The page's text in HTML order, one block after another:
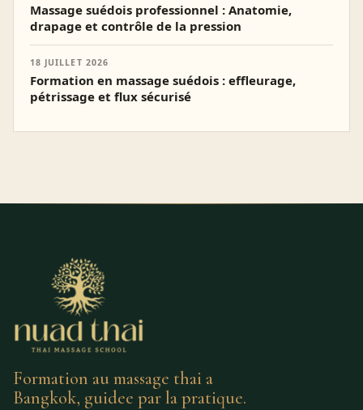
Massage suédois professionnel : Anatomie,
drapage et contrôle de la pression
18 JUILLET 2026
Formation en massage suédois : effleurage,
pétrissage et flux sécurisé
Formation au massage thai a
Bangkok, guidee par la pratique.